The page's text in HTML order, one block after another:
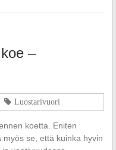
–
Luostarivuori
koetta. Eniten
se, että kuinka hyvin